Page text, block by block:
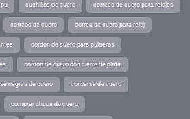
cuchillos de cuero correas de cuero para relojes
correas de cuero correa de cuero para reloj
cordon de cuero para pulseras
cordon de cuero con cierre de plata
negras de cuero converse de cuero
comprar chupa de cuero